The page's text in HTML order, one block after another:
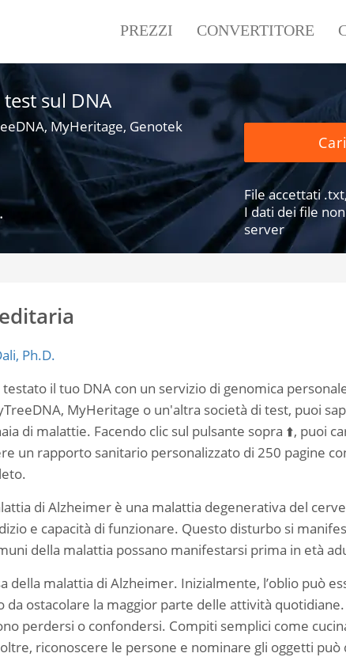
PREZZI CONVERTITORE
sul DNA
MyHeritage, Genotek
File accettati
I dati dei file
server
Ph.D.
testato il tuo DNA con un servizio di genomica
MyHeritage o un'altra società di test, puoi
di malattie. Facendo clic sul pulsante sopra ⬆️, puoi
un rapporto sanitario personalizzato di 250 pagine
di Alzheimer è una malattia degenerativa del
e capacità di funzionare. Questo disturbo si
della malattia possano manifestarsi prima in età
malattia di Alzheimer. Inizialmente, l’oblio può
ostacolare la maggior parte delle attività
perdersi o confondersi. Compiti semplici come
riconoscere le persone e nominare gli oggetti